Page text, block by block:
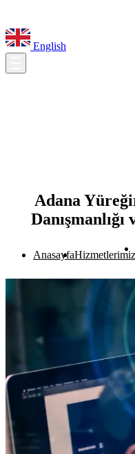
English
Adana
AnasayfaHizmetlerimiz